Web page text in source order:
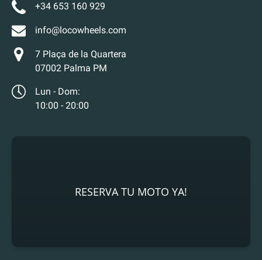
+34 653 160 929
info@locowheels.com
7 Plaça de la Quartera
07002 Palma PM
Lun - Dom:
10:00 - 20:00
RESERVA TU MOTO YA!